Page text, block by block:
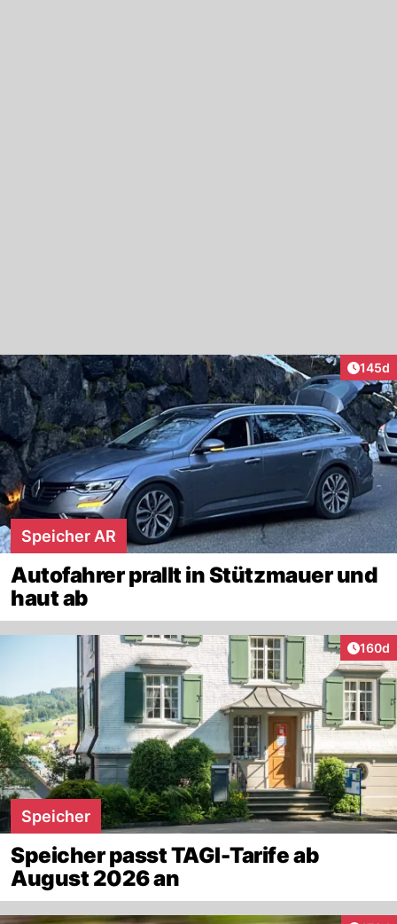
145d
Speicher AR
Autofahrer prallt in Stützmauer und
haut ab
160d
Speicher
Speicher passt TAGI-Tarife ab
August 2026 an